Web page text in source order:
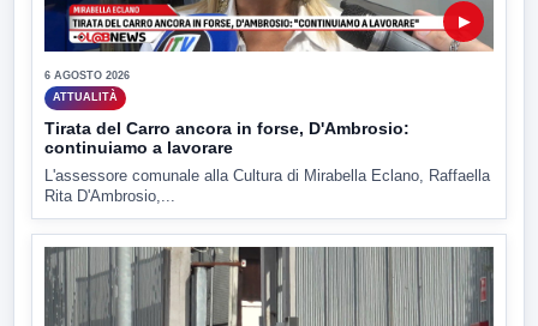
▶
6 AGOSTO 2026
ATTUALITÀ
Tirata del Carro ancora in forse, D'Ambrosio:
continuiamo a lavorare
L'assessore comunale alla Cultura di Mirabella Eclano, Raffaella
Rita D'Ambrosio,...